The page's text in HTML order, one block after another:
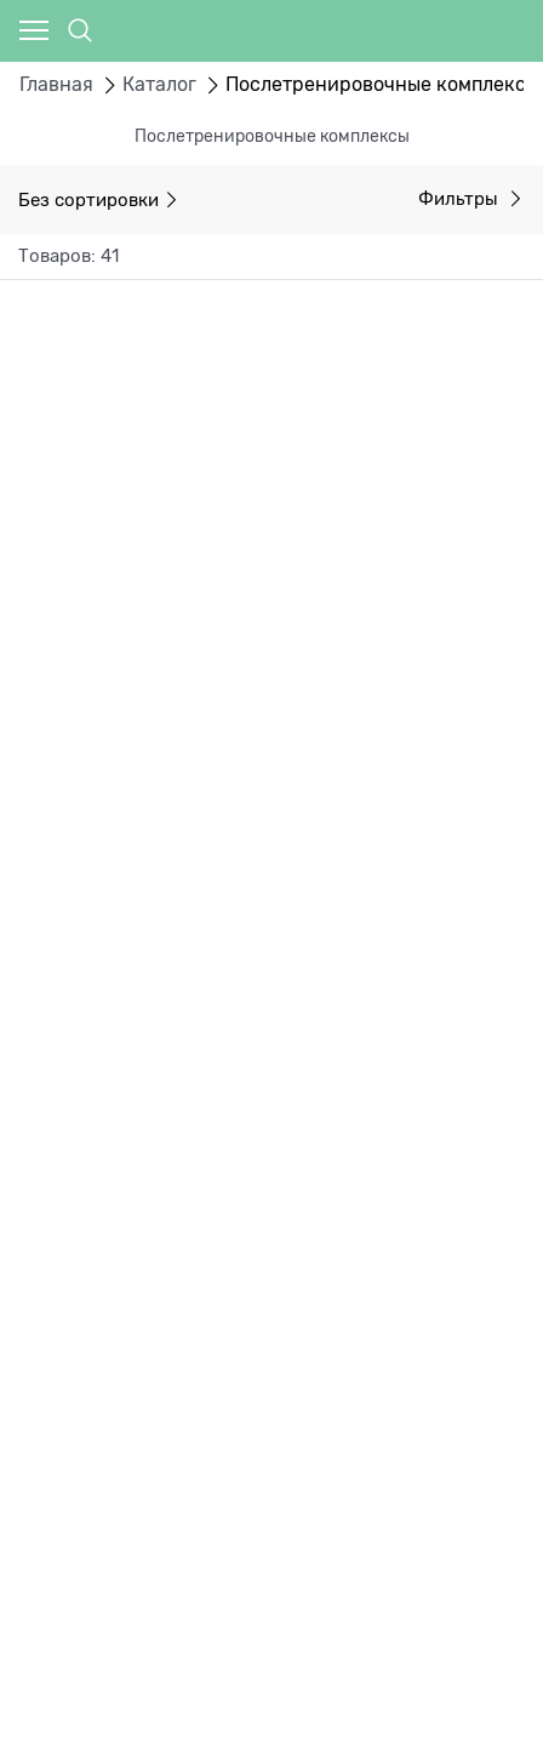
Главная Каталог Послетренировочные комплексы
Послетренировочные комплексы
Без сортировки Фильтры
Товаров: 41